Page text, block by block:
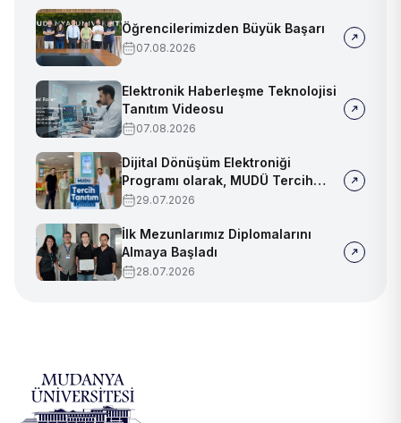
Öğrencilerimizden Büyük Başarı
07.08.2026
Elektronik Haberleşme Teknolojisi
Tanıtım Videosu
07.08.2026
Dijital Dönüşüm Elektroniği
Programı olarak, MUDÜ Tercih
Tanıtım Günleri'nde biz de
29.07.2026
İlk Mezunlarımız Diplomalarını
Almaya Başladı
28.07.2026